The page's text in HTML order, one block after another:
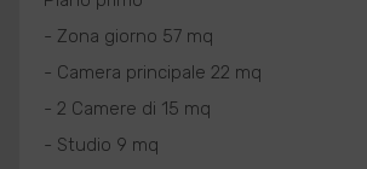
- Zona giorno 57 mq
- Camera principale 22 mq
- 2 Camere di 15 mq
- Studio 9 mq